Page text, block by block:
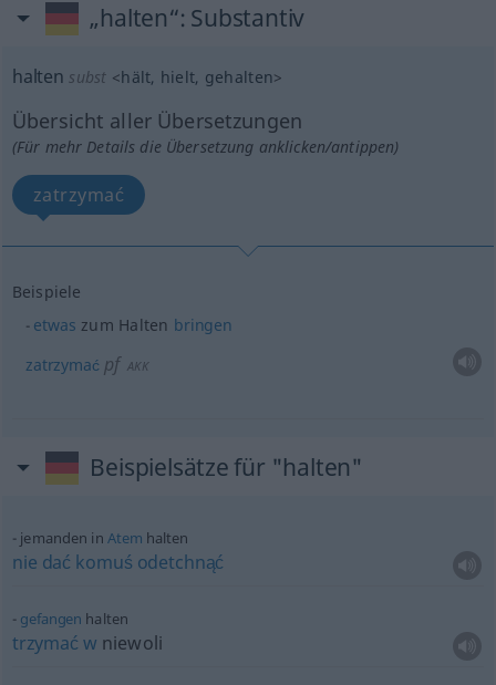
„halten“: Substantiv
halten subst <hält, hielt, gehalten>
Übersicht aller Übersetzungen
(Für mehr Details die Übersetzung anklicken/antippen)
zatrzymać
Beispiele
etwas zum Halten bringen
zatrzymaćpf AKK
Beispielsätze für "halten"
jemanden in Atem halten
nie dać komuś odetchnąć
gefangen halten
trzymać w niewoli